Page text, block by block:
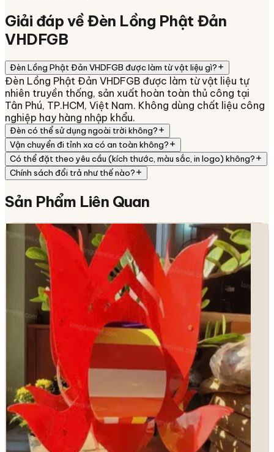
Giải đáp vềĐèn Lồng Phật Đản
VHDFGB
Đèn Lồng Phật Đản VHDFGB được làm từ vật liệu gì?
Đèn Lồng Phật Đản VHDFGB được làm từ vật liệu tự
nhiên truyền thống, sản xuất hoàn toàn thủ công tại
Tân Phú, TP.HCM, Việt Nam. Không dùng chất liệu công
nghiệp hay hàng nhập khẩu.
Đèn có thể sử dụng ngoài trời không?
Vận chuyển đi tỉnh xa có an toàn không?
Có thể đặt theo yêu cầu (kích thước, màu sắc, in logo) không?
Chính sách đổi trả như thế nào?
Sản Phẩm Liên Quan